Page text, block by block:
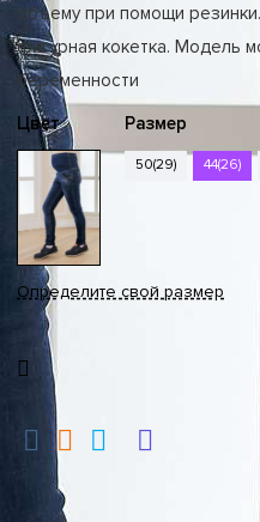
объему при помощи
фигурная кокетка. Модель
беременности
Цвет
Размер
50(29) 44(26)
Определите свой размер